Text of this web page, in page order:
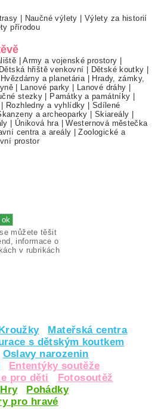
| Naučné výlety | Výlety za historií
přírodou
|Army a vojenské prostory |
Dětská hřiště venkovní | Dětské koutky |
Hvězdárny a planetária | Hrady, zámky,
| Lanové parky | Lanové dráhy |
stezky | Památky a památníky |
| Rozhledny a vyhlídky | Sdílené
a archeoparky | Skiareály |
| Úniková hra |Westernová městečka
centra a areály |Zoologické a
prostor
můžete těšit
informace o
v rubrikách
Mateřská centra
s dětským koutkem
Oslavy narozenin
Ententýky soutěže
pro děti
Fotosoutěž
Hry
Pohádky
pro hravé